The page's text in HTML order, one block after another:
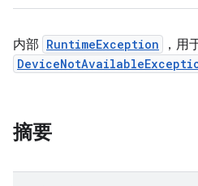
内部 RuntimeException ，用
摘要